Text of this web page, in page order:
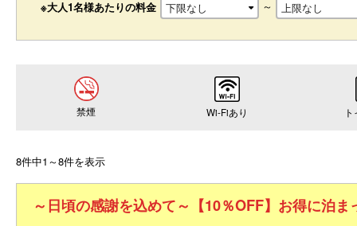
※大人1名様あたりの料金 ～
禁煙 Wi-Fiあり
8件中1～8件を表示
～日頃の感謝を込めて～【10％OFF】お得に泊